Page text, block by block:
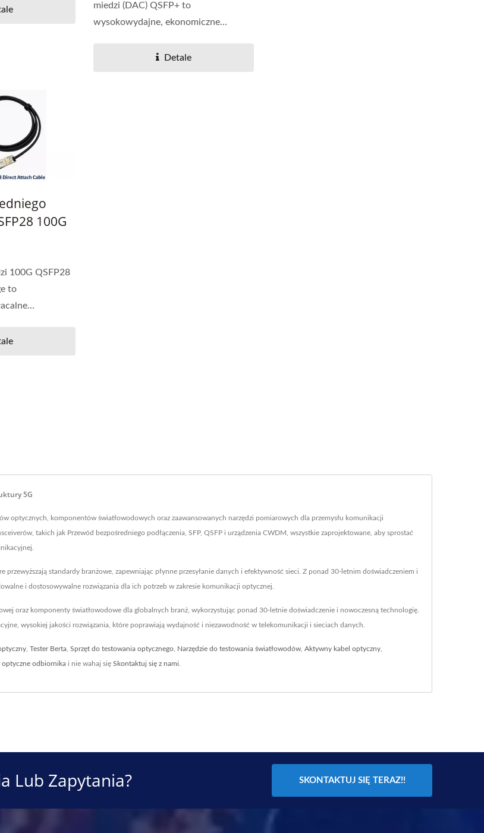
miedzi (DAC) QSFP+ to
wysokowydajne, ekonomiczne
Detale
100G
100G QSFP28
to
5G
optycznych, komponentów światłowodowych oraz zaawansowanych narzędzi pomiarowych dla przemysłu komunikacji
takich jak Przewód bezpośredniego podłączenia, SFP, QSFP i urządzenia CWDM, wszystkie zaprojektowane, aby sprostać
standardy branżowe, zapewniając płynne przesyłanie danych i efektywność sieci. Z ponad 30-letnim doświadczeniem i
i dostosowywalne rozwiązania dla ich potrzeb w zakresie komunikacji optycznej.
oraz komponenty światłowodowe dla globalnych branż, wykorzystując ponad 30-letnie doświadczenie i nowoczesną technologię.
wysokiej jakości rozwiązania, które poprawiają wydajność i niezawodność w telekomunikacji i sieciach danych.
Tester Berta Sprzęt do testowania optycznego Narzędzie do testowania światłowodów Aktywny kabel optyczny
optyczne odbiornika i nie wahaj się Skontaktuj się z nami
Lub Zapytania? SKONTAKTUJ SIĘ TERAZ!!